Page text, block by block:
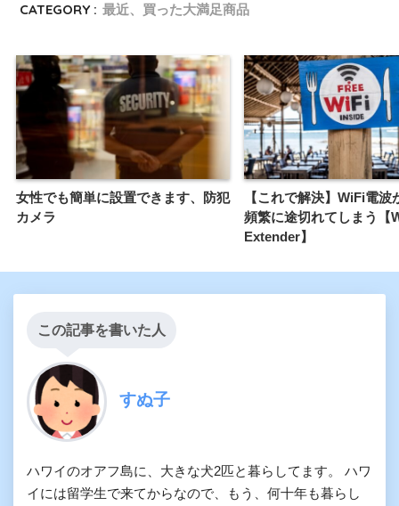
CATEGORY : 最近、買った大満足商品
女性でも簡単に設置できます、防犯
カメラ
【これで解決】WiFi電波
頻繁に途切れてしまう【
Extender】
この記事を書いた人
すぬ子
ハワイのオアフ島に、大きな犬2匹と暮らしてます。 ハワ
イには留学生で来てからなので、もう、何十年も暮らし